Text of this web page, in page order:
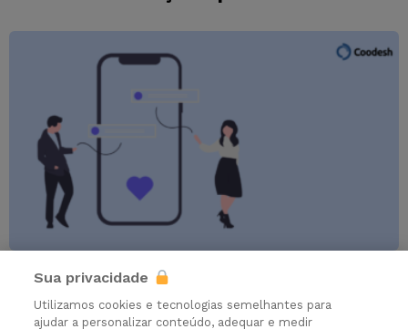
AVALIAÇÕES RH TECH
Teste Big 5: o que é e como usá-lo no RH
Sua privacidade
Utilizamos cookies e tecnologias semelhantes para
ajudar a personalizar conteúdo, adequar e medir